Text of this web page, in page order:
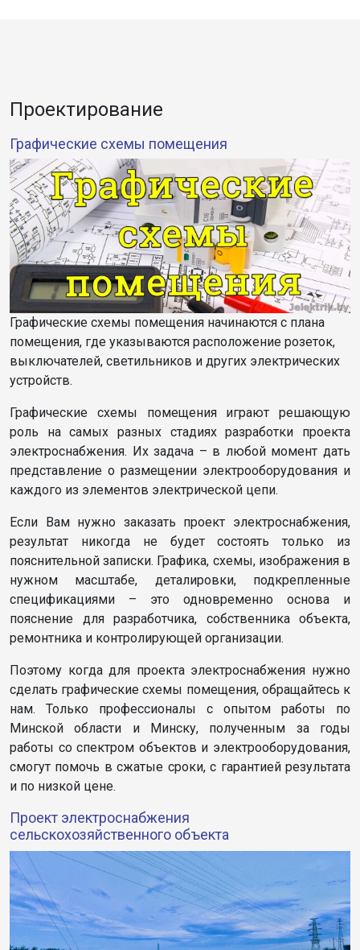
Проектирование
Графические схемы помещения
Графические схемы помещения начинаются с плана
помещения, где указываются расположение розеток,
выключателей, светильников и других электрических
устройств.
Графические схемы помещения играют решающую
роль на самых разных стадиях разработки проекта
электроснабжения. Их задача – в любой момент дать
представление о размещении электрооборудования и
каждого из элементов электрической цепи.
Если Вам нужно заказать проект электроснабжения,
результат никогда не будет состоять только из
пояснительной записки. Графика, схемы, изображения в
нужном масштабе, деталировки, подкрепленные
спецификациями – это одновременно основа и
пояснение для разработчика, собственника объекта,
ремонтника и контролирующей организации.
Поэтому когда для проекта электроснабжения нужно
сделать графические схемы помещения, обращайтесь к
нам. Только профессионалы с опытом работы по
Минской области и Минску, полученным за годы
работы со спектром объектов и электрооборудования,
смогут помочь в сжатые сроки, с гарантией результата
и по низкой цене.
Проект электроснабжения
сельскохозяйственного объекта